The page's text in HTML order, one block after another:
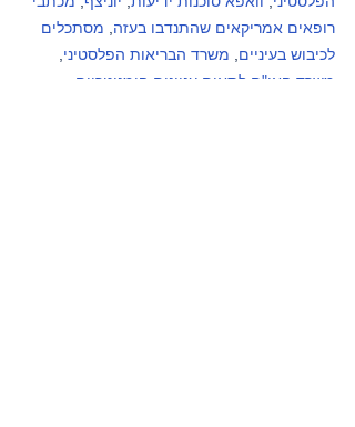
רופאים אמריקאים שהתנדבו בעזה
מסתכלים
לכיבוש בעיניים
משרד הבריאות הפלסטיני
משרד האו"ם לתאום עניינים הומניטריים –